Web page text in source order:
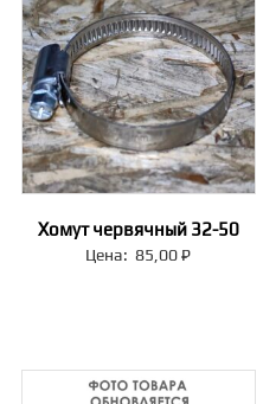
Хомут червячный 32-50
Цена: 85,00₽